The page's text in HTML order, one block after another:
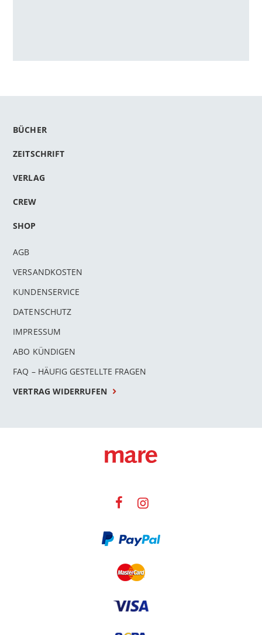
BÜCHER
ZEITSCHRIFT
VERLAG
CREW
SHOP
AGB
VERSANDKOSTEN
KUNDENSERVICE
DATENSCHUTZ
IMPRESSUM
ABO KÜNDIGEN
FAQ – HÄUFIG GESTELLTE FRAGEN
VERTRAG WIDERRUFEN